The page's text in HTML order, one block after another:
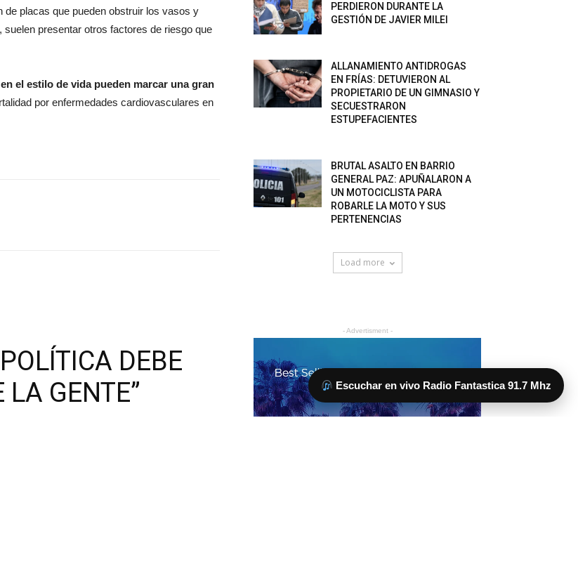
Escuchar en vivo Radio Fantastica 91.7 Mhz
placas que pueden obstruir los vasos y
presentar otros factores de riesgo que
el estilo de vida pueden marcar una gran
por enfermedades cardiovasculares en
PERDIERON DURANTE LA
GESTIÓN DE JAVIER MILEI
ALLANAMIENTO ANTIDROGAS
EN FRÍAS: DETUVIERON AL
PROPIETARIO DE UN GIMNASIO Y
SECUESTRARON
ESTUPEFACIENTES
BRUTAL ASALTO EN BARRIO
GENERAL PAZ: APUÑALARON A
UN MOTOCICLISTA PARA
ROBARLE LA MOTO Y SUS
PERTENENCIAS
Load more